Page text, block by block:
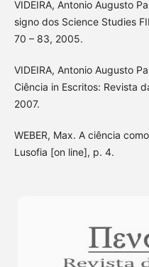
VIDEIRA, Antonio Augusto
signo dos Science Studies
70 – 83, 2005.
VIDEIRA, Antonio Augusto
Ciência in Escritos: Revista
2007.
WEBER, Max. A ciência
Lusofia [on line], p. 4.